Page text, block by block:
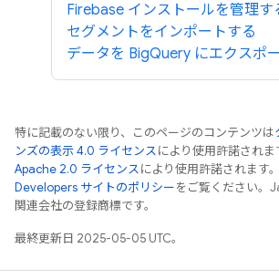
Firebase インストールを管理す
セグメントをインポートする
データを BigQuery にエクスポ
特に記載のない限り、このページのコンテンツは
ンズの表示 4.0 ライセンスにより使用許諾され
Apache 2.0 ライセンスにより使用許諾されます
Developers サイトのポリシーをご覧ください。
関連会社の登録商標です。
最終更新日 2025-05-05 UTC。